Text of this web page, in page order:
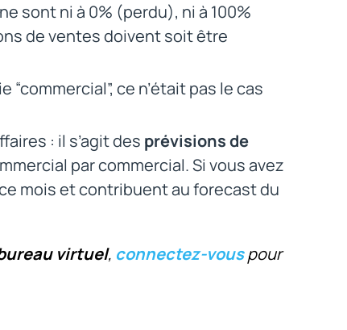
sont ni à 0% (perdu), ni à 100%
de ventes doivent soit être
ce n’était pas le cas
: il s’agit des prévisions de
par commercial. Si vous avez
mois et contribuent au forecast du
virtuel, connectez-vouspour